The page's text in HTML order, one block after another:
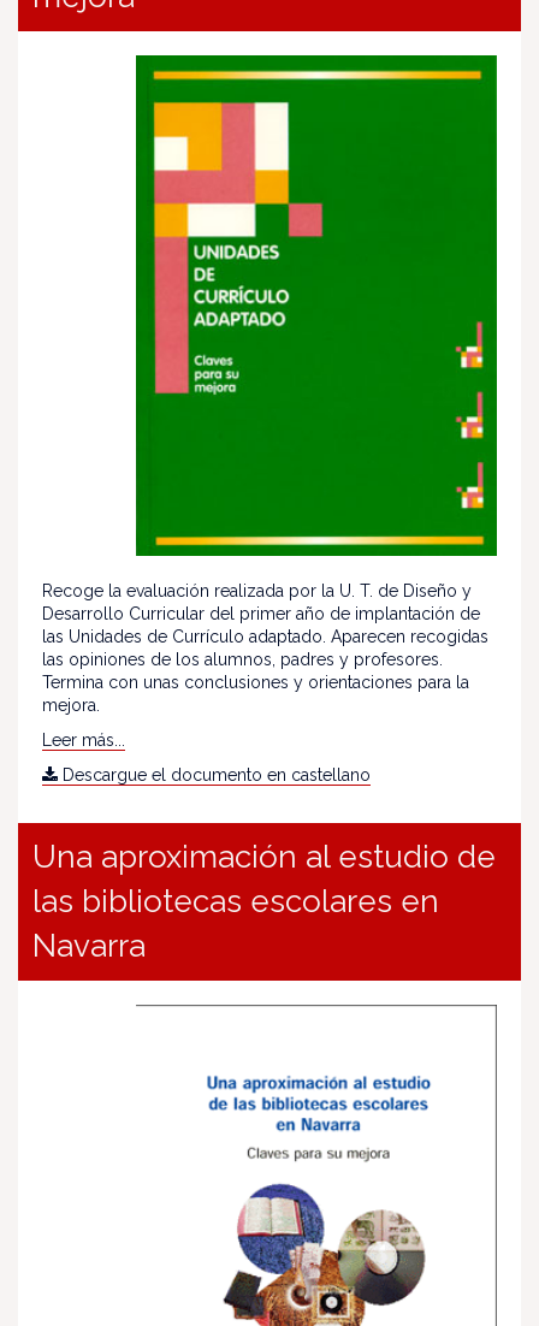
Recoge la evaluación realizada por la U. T. de Diseño y
Desarrollo Curricular del primer año de implantación de
las Unidades de Currículo adaptado. Aparecen recogidas
las opiniones de los alumnos, padres y profesores.
Termina con unas conclusiones y orientaciones para la
mejora.
Leer más...
Descargue el documento en castellano
Una aproximación al estudio de
las bibliotecas escolares en
Navarra